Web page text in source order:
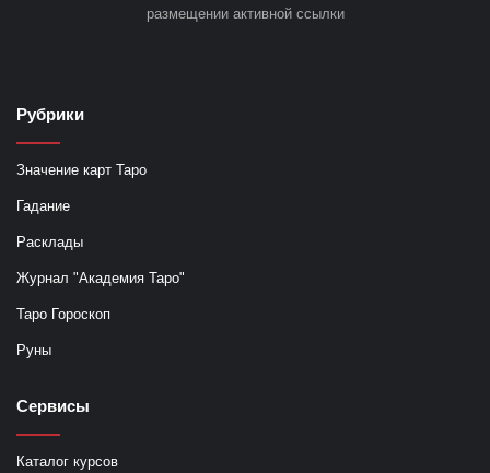
размещении активной ссылки
Рубрики
Значение карт Таро
Гадание
Расклады
Журнал "Академия Таро"
Таро Гороскоп
Руны
Сервисы
Каталог курсов